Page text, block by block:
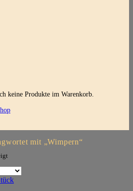
keine Produkte im Warenkorb.
mit „Wimpern“